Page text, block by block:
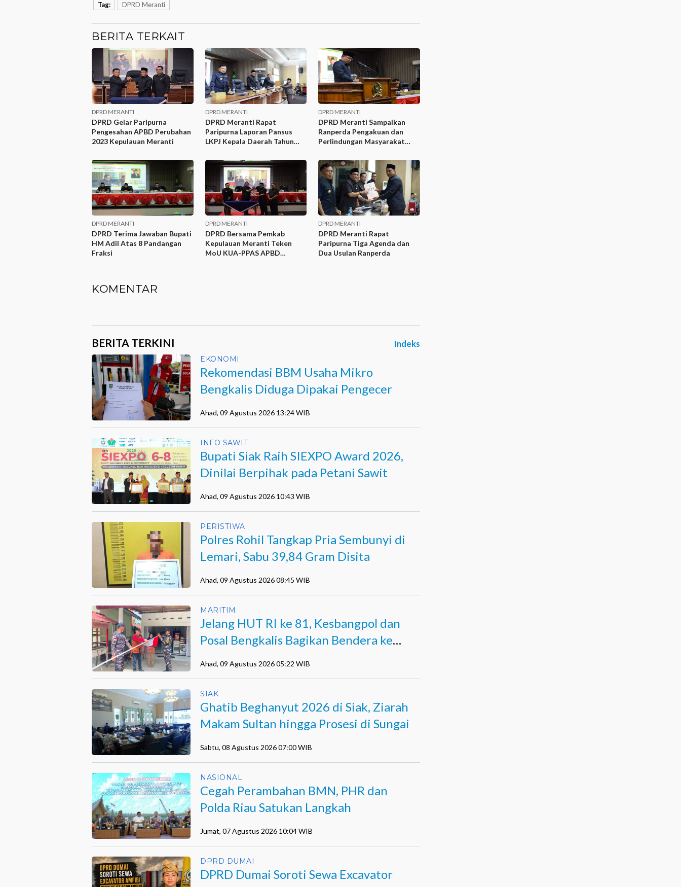
Tag: DPRD Meranti
BERITA TERKAIT
DPRD MERANTI
DPRD Gelar Paripurna
Pengesahan APBD Perubahan
2023 Kepulauan Meranti
DPRD MERANTI
DPRD Meranti Rapat
Paripurna Laporan Pansus
LKPJ Kepala Daerah Tahun
DPRD MERANTI
DPRD Meranti Sampaikan
Ranperda Pengakuan dan
Perlindungan Masyarakat
DPRD MERANTI
DPRD Terima Jawaban Bupati
HM Adil Atas 8 Pandangan
Fraksi
DPRD MERANTI
DPRD Bersama Pemkab
Kepulauan Meranti Teken
MoU KUA-PPAS APBD
DPRD MERANTI
DPRD Meranti Rapat
Paripurna Tiga Agenda dan
Dua Usulan Ranperda
KOMENTAR
BERITA TERKINI Indeks
EKONOMI
Rekomendasi BBM Usaha Mikro
Bengkalis Diduga Dipakai Pengecer
Ahad, 09 Agustus 2026 13:24 WIB
INFO SAWIT
Bupati Siak Raih SIEXPO Award 2026,
Dinilai Berpihak pada Petani Sawit
Ahad, 09 Agustus 2026 10:43 WIB
PERISTIWA
Polres Rohil Tangkap Pria Sembunyi di
Lemari, Sabu 39,84 Gram Disita
Ahad, 09 Agustus 2026 08:45 WIB
MARITIM
Jelang HUT RI ke 81, Kesbangpol dan
Posal Bengkalis Bagikan Bendera ke
Ahad, 09 Agustus 2026 05:22 WIB
SIAK
Ghatib Beghanyut 2026 di Siak, Ziarah
Makam Sultan hingga Prosesi di Sungai
Sabtu, 08 Agustus 2026 07:00 WIB
NASIONAL
Cegah Perambahan BMN, PHR dan
Polda Riau Satukan Langkah
Jumat, 07 Agustus 2026 10:04 WIB
DPRD DUMAI
DPRD Dumai Soroti Sewa Excavator